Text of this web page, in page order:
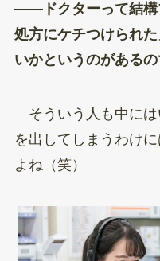
——ドクターって結構
処方にケチつけられ
いかというのがある
そういう人も中には
を出してしまうわけ
よね（笑）